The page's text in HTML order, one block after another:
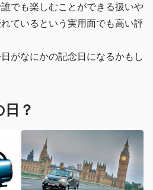
でも楽しむことができる扱いや
ているという実用面でも高い評
がなにかの記念日になるかもし
？